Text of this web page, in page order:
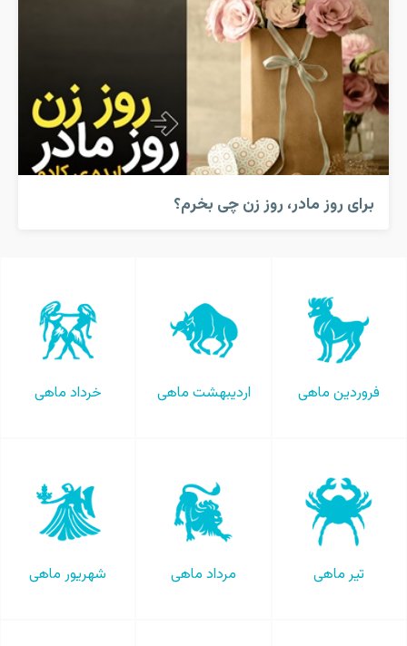
برای روز مادر، روز زن چی بخرم؟
فروردین ماهی اردیبهشت ماهی خرداد ماهی
تیر ماهی مرداد ماهی شهریور ماهی